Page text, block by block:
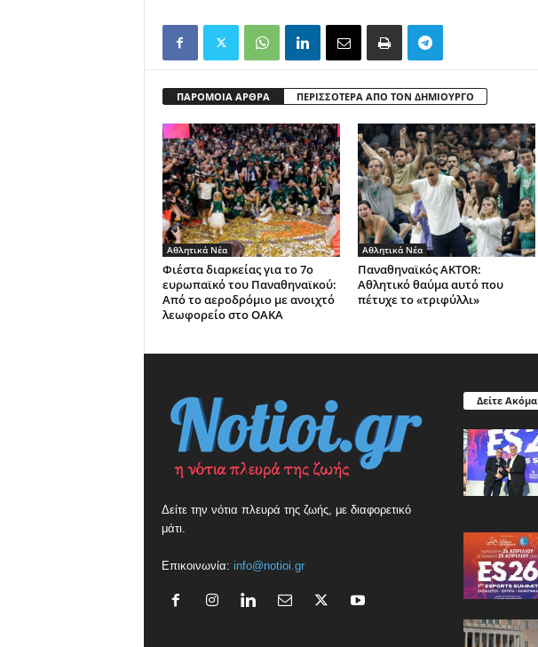
ΠΑΡΟΜΟΙΑ ΑΡΘΡΑ ΠΕΡΙΣΣΟΤΕΡΑ ΑΠΟ ΤΟΝ ΔΗΜΙΟΥΡΓΟ
Αθλητικά Νέα
Φιέστα διαρκείας για το 7ο
ευρωπαϊκό του Παναθηναϊκού:
Από το αεροδρόμιο με ανοιχτό
λεωφορείο στο ΟΑΚΑ
Αθλητικά Νέα
Παναθηναϊκός AKTOR:
Αθλητικό θαύμα αυτό που
πέτυχε το «τριφύλλι»
Δείτε την νότια πλευρά της ζωής, με διαφορετικό
μάτι.
Επικοινωνία: info@notioi.gr
Δείτε Ακόμα